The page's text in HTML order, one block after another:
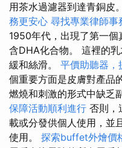
用茶水過濾器到達青銅皮。
務更安心 尋找專業律師事
1950年代，出現了第一
含DHA化合物。 這裡的
緩和絲滑。 平價助聽器，
個重要方面是皮膚對產品
燃燒和刺激的形式中缺乏
保障活動順利進行 否則，
載或分發供個人使用，並
使用。 探索buffet外燴價